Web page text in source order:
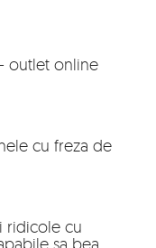
outlet online
cu freza de
ridicole cu
sa bea